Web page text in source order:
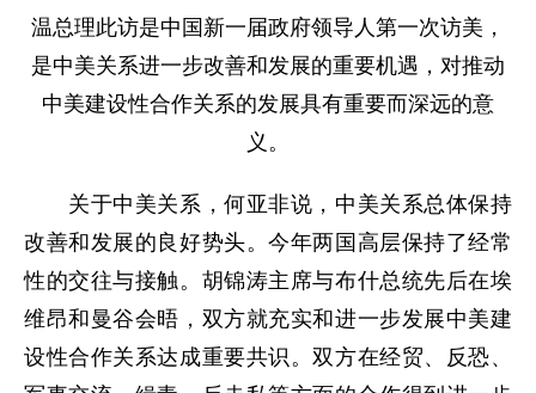
温总理此访是中国新一届政府领导人第一次访美，
是中美关系进一步改善和发展的重要机遇，对推动
中美建设性合作关系的发展具有重要而深远的意
义。
关于中美关系，何亚非说，中美关系总体保持
改善和发展的良好势头。今年两国高层保持了经常
性的交往与接触。胡锦涛主席与布什总统先后在埃
维昂和曼谷会晤，双方就充实和进一步发展中美建
设性合作关系达成重要共识。双方在经贸、反恐、